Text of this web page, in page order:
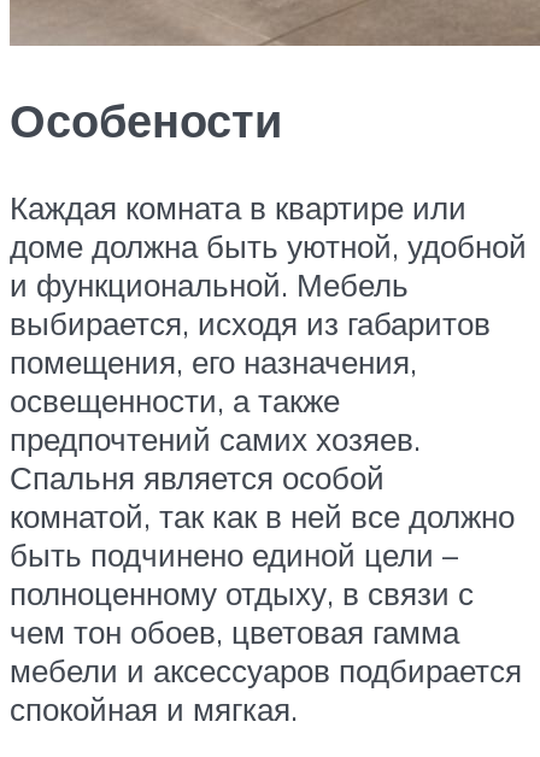
Особености
Каждая комната в квартире или
доме должна быть уютной, удобной
и функциональной. Мебель
выбирается, исходя из габаритов
помещения, его назначения,
освещенности, а также
предпочтений самих хозяев.
Спальня является особой
комнатой, так как в ней все должно
быть подчинено единой цели –
полноценному отдыху, в связи с
чем тон обоев, цветовая гамма
мебели и аксессуаров подбирается
спокойная и мягкая.